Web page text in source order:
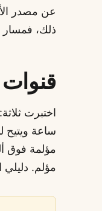
عن مصدر
ذلك، فمسار
قنوات
مؤلمة فوق
مؤلم.